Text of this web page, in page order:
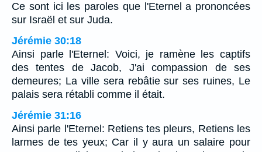
Ce sont ici les paroles que l'Eternel a prononcées
sur Israël et sur Juda.
Jérémie 30:18
Ainsi parle l'Eternel: Voici, je ramène les captifs
des tentes de Jacob, J'ai compassion de ses
demeures; La ville sera rebâtie sur ses ruines, Le
palais sera rétabli comme il était.
Jérémie 31:16
Ainsi parle l'Eternel: Retiens tes pleurs, Retiens les
larmes de tes yeux; Car il y aura un salaire pour